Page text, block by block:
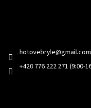
hotovebryle@gmail.com
+420 776 222 271 (9:00-